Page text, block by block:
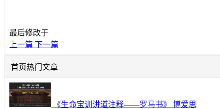
最后修改于
上一篇 下一篇
首页热门文章
《生命宝训讲道注释——罗马书》 博爱思